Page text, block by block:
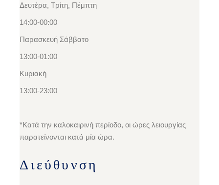
Δευτέρα, Τρίτη, Πέμπτη
14:00-00:00
Παρασκευή Σάββατο
13:00-01:00
Κυριακή
13:00-23:00
*Κατά την καλοκαιρινή περίοδο, οι ώρες λειουργίας
παρατείνονται κατά μία ώρα.
Διεύθυνση